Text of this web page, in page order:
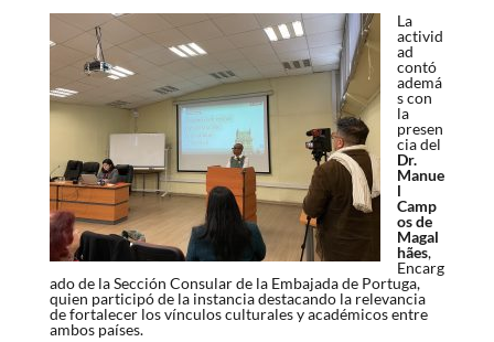
La
activid
ad
contó
ademá
s con
la
presen
cia del
Dr.
Manue
l
Camp
os de
Magal
hães,
Encarg
ado de la Sección Consular de la Embajada de Portuga,
quien participó de la instancia destacando la relevancia
de fortalecer los vínculos culturales y académicos entre
ambos países.